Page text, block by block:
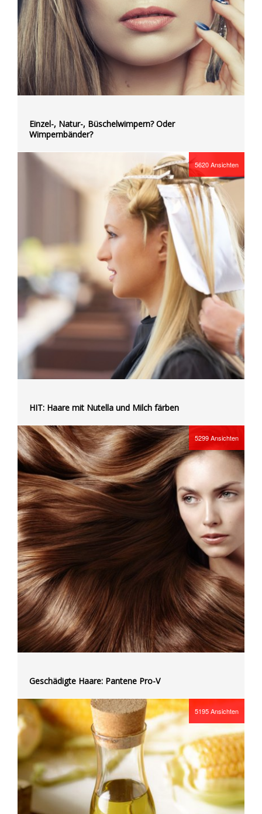
Einzel-, Natur-, Büschelwimpern? Oder
Wimpernbänder?
5620Ansichten
HIT: Haare mit Nutella und Milch färben
5299Ansichten
Geschädigte Haare: Pantene Pro-V
5195Ansichten